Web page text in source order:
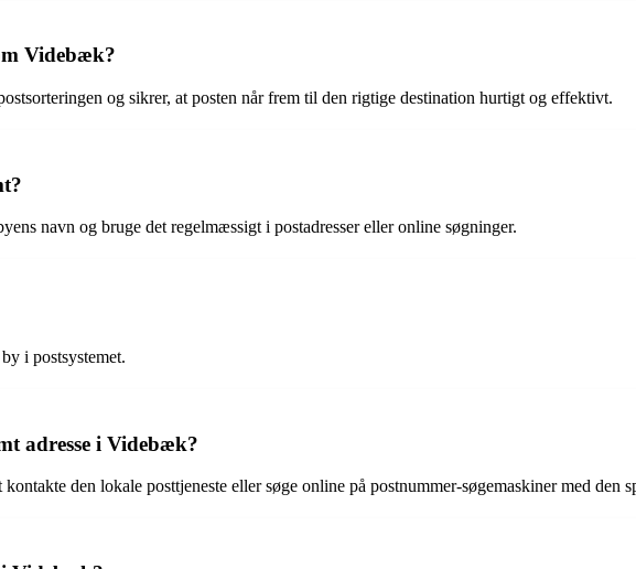
Videbæk?
og sikrer, at posten når frem til den rigtige destination hurtigt og effektivt.
navn og bruge det regelmæssigt i postadresser eller online søgninger.
i postsystemet.
adresse i Videbæk?
den lokale posttjeneste eller søge online på postnummer-søgemaskiner med den